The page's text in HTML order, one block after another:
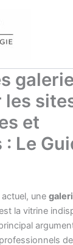
et
Le
actuel, une
la vitrine